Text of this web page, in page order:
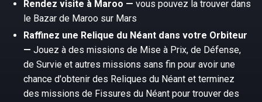
Rendez visite à Maroo —vous pouvez la trouver dans
le Bazar de Maroo sur Mars
Raffinez une Relique du Néant dans votre Orbiteur
—Jouez à des missions de Mise à Prix, de Défense,
de Survie et autres missions sans fin pour avoir une
chance d'obtenir des Reliques du Néant et terminez
des missions de Fissures du Néant pour trouver des